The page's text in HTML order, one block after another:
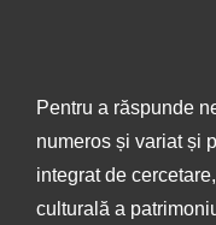
Pentru a răspunde
numeros și variat și
integrat de
culturală a